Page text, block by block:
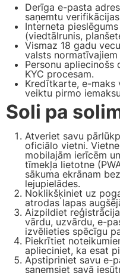
Derīga e-pasta
saņemtu
Interneta
(viedtālrunis,
Vismaz 18 gadu
valsts normatīvajiem
Personu apliecinošs
KYC procesam.
Kredītkarte, e-maks
veiktu pirmo
Soli pa
Atveriet savu
oficiālo vietni.
mobilajām ierīcēm
tīmekļa lietotne
sākuma ekrānam
lejupielādes.
Noklikšķiniet uz
atrodas lapas
Aizpildiet
vārdu, uzvārdu, e-
izvēlieties spēcīgu
Piekrītiet
aplieciniet, ka esat
Apstipriniet savu e-
saņemsiet savā